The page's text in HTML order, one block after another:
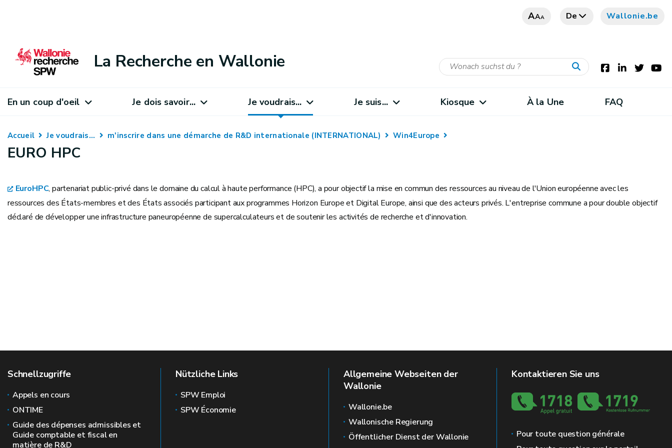
AAA De Wallonie.be
La Recherche en Wallonie
En un coup d'oeil Je dois savoir... Je voudrais... Je suis... Kiosque À la Une FAQ
Accueil Je voudrais... m'inscrire dans une démarche de R&D internationale (INTERNATIONAL) Win4Europe
EURO HPC
EuroHPC, partenariat public-privé dans le domaine du calcul à haute performance (HPC), a pour objectif la mise en commun des ressources au niveau de l'Union européenne avec les
ressources des États-membres et des États associés participant aux programmes Horizon Europe et Digital Europe, ainsi que des acteurs privés. L'entreprise commune a pour double objectif
déclaré de développer une infrastructure paneuropéenne de supercalculateurs et de soutenir les activités de recherche et d'innovation.
Schnellzugriffe
Appels en cours
ONTIME
Guide des dépenses admissibles et
Guide comptable et fiscal en
matière de R&D
Nützliche Links
SPW Emploi
SPW Économie
Allgemeine Webseiten der
Wallonie
Wallonie.be
Wallonische Regierung
Öffentlicher Dienst der Wallonie
Kontaktieren Sie uns
Pour toute question générale